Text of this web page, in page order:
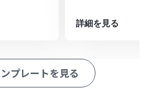
ムポイント
詳細を見る
プレートを見る